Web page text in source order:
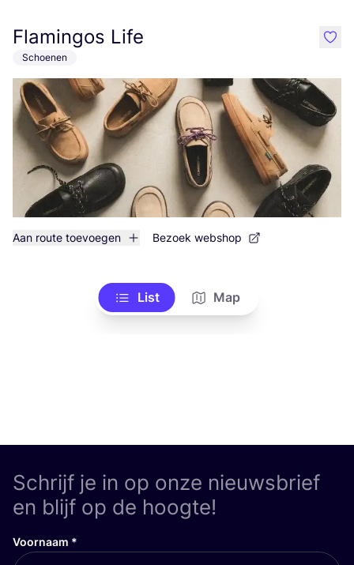
Flamingos Life
Schoenen
Aan route toevoegen Bezoek webshop
like
List Map
Schrijf je in op onze nieuwsbrief
en blijf op de hoogte!
Voornaam *